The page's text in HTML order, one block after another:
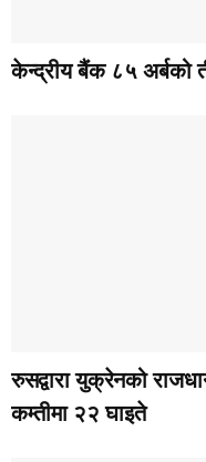
केन्द्रीय बैंक ८५ अर्बको
रुसद्वारा युक्रेनको
कम्तीमा २२ घाइते